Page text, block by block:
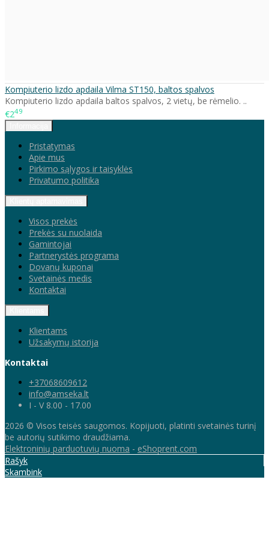
Kompiuterio lizdo apdaila Vilma ST150, baltos spalvos
Kompiuterio lizdo apdaila baltos spalvos, 2 vietų, be rėmelio. ..
€249
Pristatymas
Apie mus
Pirkimo sąlygos ir taisyklės
Privatumo politika
Visos prekės
Prekės su nuolaida
Gamintojai
Partnerystės programa
Dovanų kuponai
Svetainės medis
Kontaktai
Klientams
Užsakymų istorija
Kontaktai
+37068609612
info@amseka.lt
I - V 8.00 - 17.00
2026 © Visos teisės saugomos. Kopijuoti, platinti svetainės turinį
be autorių sutikimo draudžiama.
Elektroninių parduotuvių nuoma - eShoprent.com
Rašyk
Skambink